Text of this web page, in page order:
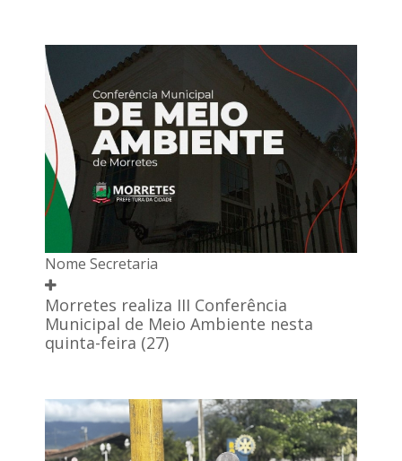
Nome Secretaria
Morretes realiza III Conferência
Municipal de Meio Ambiente nesta
quinta-feira (27)